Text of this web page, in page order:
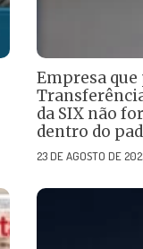
Empresa
da SIX não
dentro do
23 DE AGOSTO DE